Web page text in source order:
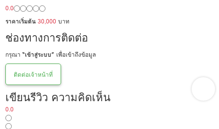
0.0
ราคาเริ่มต้น 30,000 บาท
ช่องทางการติดต่อ
กรุณา“เข้าสู่ระบบ” เพื่อเข้าถึงข้อมูล
ติดต่อเจ้าหน้าที่
เขียนรีวิว ความคิดเห็น
0.0